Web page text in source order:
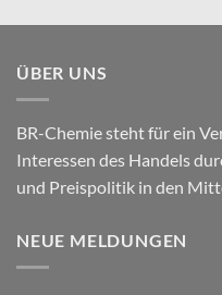
ÜBER UNS
BR-Chemie steht für ein
Interessen des Handels
und Preispolitik in den
NEUE MELDUNGEN